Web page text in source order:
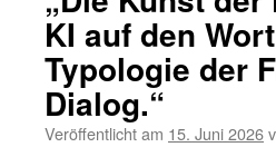
KI auf den
Typologie der
Dialog.“
Veröffentlicht am 15. Juni 2026